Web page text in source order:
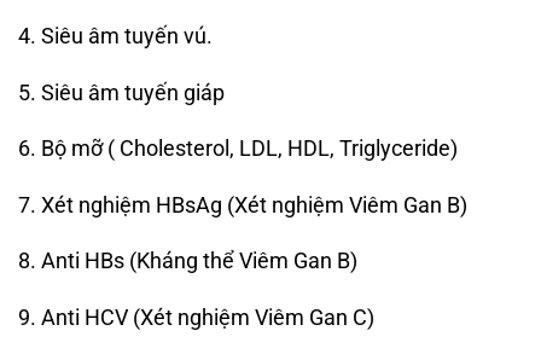
4. Siêu âm tuyến vú.
5. Siêu âm tuyến giáp
6. Bộ mỡ ( Cholesterol, LDL, HDL, Triglyceride)
7. Xét nghiệm HBsAg (Xét nghiệm Viêm Gan B)
8. Anti HBs (Kháng thể Viêm Gan B)
9. Anti HCV (Xét nghiệm Viêm Gan C)